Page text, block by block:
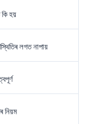
হয়
লগত নাপায়
নিয়ম